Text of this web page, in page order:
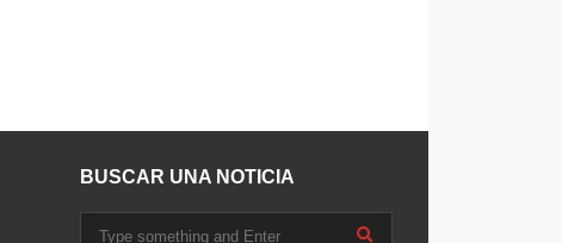
BUSCAR UNA NOTICIA